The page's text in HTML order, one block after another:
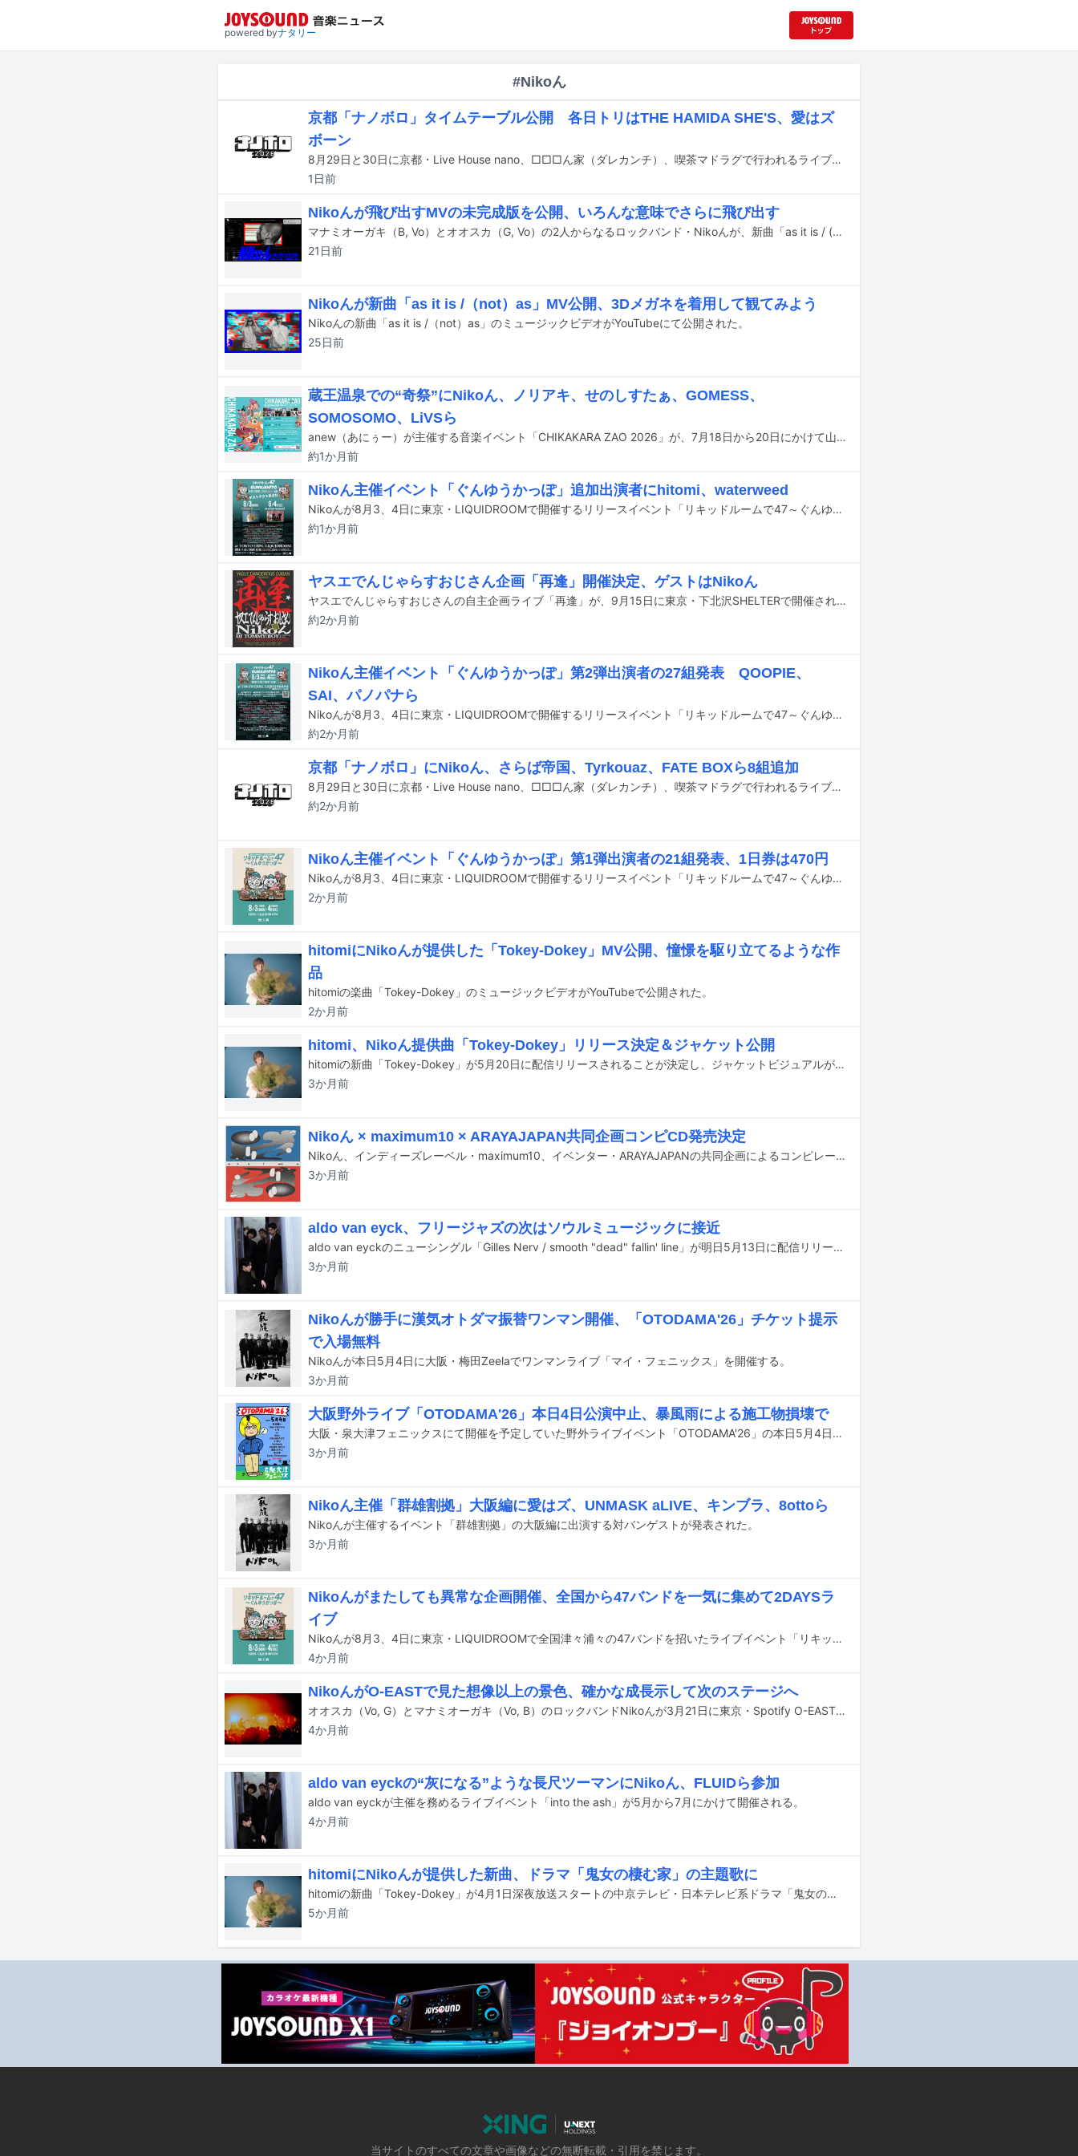
powered byナタリー
#Nikoん
京都「ナノボロ」タイムテーブル公開 各日トリはTHE HAMIDA SHE'S、愛はズ
ボーン
8月29日と30日に京都・Live House nano、□□□ん家（ダレカンチ）、喫茶マドラグで行われるライブイベント「ナノボロ2026」のタイムテーブルが公開された。
1日前
Nikoんが飛び出すMVの未完成版を公開、いろんな意味でさらに飛び出す
マナミオーガキ（B, Vo）とオオスカ（G, Vo）の2人からなるロックバンド・Nikoんが、新曲「as it is / (not) as」のミュージックビデオの“未完成版”をYouTubeで公開した。
21日前
Nikoんが新曲「as it is /（not）as」MV公開、3Dメガネを着用して観てみよう
Nikoんの新曲「as it is /（not）as」のミュージックビデオがYouTubeにて公開された。
25日前
蔵王温泉での“奇祭”にNikoん、ノリアキ、せのしすたぁ、GOMESS、
SOMOSOMO、LiVSら
anew（あにぅー）が主催する音楽イベント「CHIKAKARA ZAO 2026」が、7月18日から20日にかけて山形・蔵王温泉タキヤマスタヂヲとジンギスカンロッヂで開催される。
約1か月前
Nikoん主催イベント「ぐんゆうかっぽ」追加出演者にhitomi、waterweed
Nikoんが8月3、4日に東京・LIQUIDROOMで開催するリリースイベント「リキッドルームで47～ぐんゆうかっぽ～」に、hitomiとwaterweedがゲストアクトとして参加する。
約1か月前
ヤスエでんじゃらすおじさん企画「再逢」開催決定、ゲストはNikoん
ヤスエでんじゃらすおじさんの自主企画ライブ「再逢」が、9月15日に東京・下北沢SHELTERで開催される。
約2か月前
Nikoん主催イベント「ぐんゆうかっぽ」第2弾出演者の27組発表 QOOPIE、
SAI、パノパナら
Nikoんが8月3、4日に東京・LIQUIDROOMで開催するリリースイベント「リキッドルームで47～ぐんゆうかっぽ～」の第2弾出演者が発表された。
約2か月前
京都「ナノボロ」にNikoん、さらば帝国、Tyrkouaz、FATE BOXら8組追加
8月29日と30日に京都・Live House nano、□□□ん家（ダレカンチ）、喫茶マドラグで行われるライブイベント「ナノボロ2026」の出演アーティスト第2弾が発表された。
約2か月前
Nikoん主催イベント「ぐんゆうかっぽ」第1弾出演者の21組発表、1日券は470円
Nikoんが8月3、4日に東京・LIQUIDROOMで開催するリリースイベント「リキッドルームで47～ぐんゆうかっぽ～」の第1弾出演者が発表された。
2か月前
hitomiにNikoんが提供した「Tokey-Dokey」MV公開、憧憬を駆り立てるような作
品
hitomiの楽曲「Tokey-Dokey」のミュージックビデオがYouTubeで公開された。
2か月前
hitomi、Nikoん提供曲「Tokey-Dokey」リリース決定＆ジャケット公開
hitomiの新曲「Tokey-Dokey」が5月20日に配信リリースされることが決定し、ジャケットビジュアルが公開された。
3か月前
Nikoん × maximum10 × ARAYAJAPAN共同企画コンピCD発売決定
Nikoん、インディーズレーベル・maximum10、イベンター・ARAYAJAPANの共同企画によるコンピレーションCD「as it is /（not）as」が、7月8日にタワーレコード限定でリリースされる。
3か月前
aldo van eyck、フリージャズの次はソウルミュージックに接近
aldo van eyckのニューシングル「Gilles Nerv / smooth "dead" fallin' line」が明日5月13日に配信リリースされる。
3か月前
Nikoんが勝手に漢気オトダマ振替ワンマン開催、「OTODAMA'26」チケット提示
で入場無料
Nikoんが本日5月4日に大阪・梅田Zeelaでワンマンライブ「マイ・フェニックス」を開催する。
3か月前
大阪野外ライブ「OTODAMA'26」本日4日公演中止、暴風雨による施工物損壊で
大阪・泉大津フェニックスにて開催を予定していた野外ライブイベント「OTODAMA'26」の本日5月4日公演が、昨日3日夜の暴風雨による施工物損傷の影響で開催中止となった。
3か月前
Nikoん主催「群雄割拠」大阪編に愛はズ、UNMASK aLIVE、キンブラ、8ottoら
Nikoんが主催するイベント「群雄割拠」の大阪編に出演する対バンゲストが発表された。
3か月前
Nikoんがまたしても異常な企画開催、全国から47バンドを一気に集めて2DAYSラ
イブ
Nikoんが8月3、4日に東京・LIQUIDROOMで全国津々浦々の47バンドを招いたライブイベント「リキッドルームで47～ぐんゆうかっぽ～」を開催する。
4か月前
NikoんがO-EASTで見た想像以上の景色、確かな成長示して次のステージへ
オオスカ（Vo, G）とマナミオーガキ（Vo, B）のロックバンドNikoんが3月21日に東京・Spotify O-EASTでワンマンライブ「ふたり。」を開催した。
4か月前
aldo van eyckの“灰になる”ような長尺ツーマンにNikoん、FLUIDら参加
aldo van eyckが主催を務めるライブイベント「into the ash」が5月から7月にかけて開催される。
4か月前
hitomiにNikoんが提供した新曲、ドラマ「鬼女の棲む家」の主題歌に
hitomiの新曲「Tokey-Dokey」が4月1日深夜放送スタートの中京テレビ・日本テレビ系ドラマ「鬼女の棲む家」の主題歌に決定した。
5か月前
当サイトのすべての文章や画像などの無断転載・引用を禁じます。